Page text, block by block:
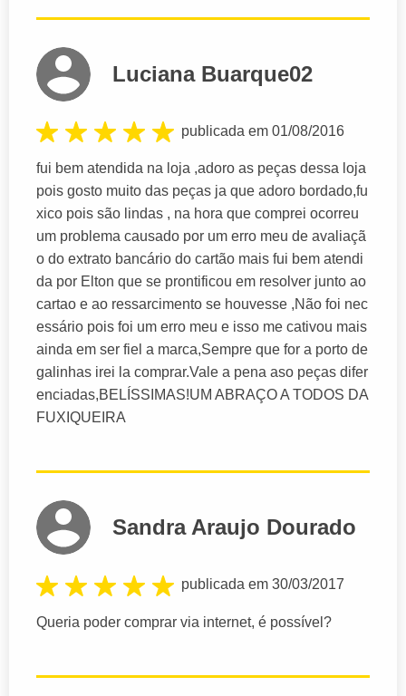
Luciana Buarque02
publicada em 01/08/2016
fui bem atendida na loja ,adoro as peças dessa loja
pois gosto muito das peças ja que adoro bordado,fu
xico pois são lindas , na hora que comprei ocorreu
um problema causado por um erro meu de avaliaçã
o do extrato bancário do cartão mais fui bem atendi
da por Elton que se prontificou em resolver junto ao
cartao e ao ressarcimento se houvesse ,Não foi nec
essário pois foi um erro meu e isso me cativou mais
ainda em ser fiel a marca,Sempre que for a porto de
galinhas irei la comprar.Vale a pena aso peças difer
enciadas,BELÍSSIMAS!UM ABRAÇO A TODOS DA
FUXIQUEIRA
Sandra Araujo Dourado
publicada em 30/03/2017
Queria poder comprar via internet, é possível?